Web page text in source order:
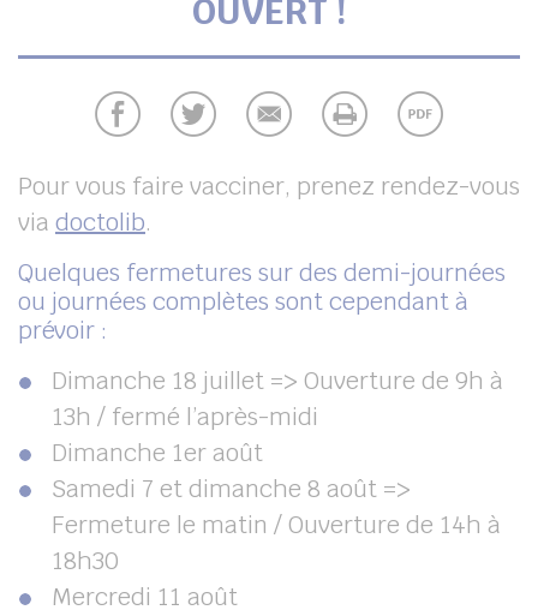
OUVERT !
Pour vous faire vacciner, prenez rendez-vous
via doctolib.
Quelques fermetures sur des demi-journées
ou journées complètes sont cependant à
prévoir :
Dimanche 18 juillet => Ouverture de 9h à
13h / fermé l’après-midi
Dimanche 1er août
Samedi 7 et dimanche 8 août =>
Fermeture le matin / Ouverture de 14h à
18h30
Mercredi 11 août